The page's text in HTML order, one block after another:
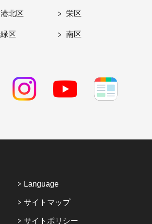
港北区 栄区
緑区 南区
Language
サイトマップ
サイトポリシー